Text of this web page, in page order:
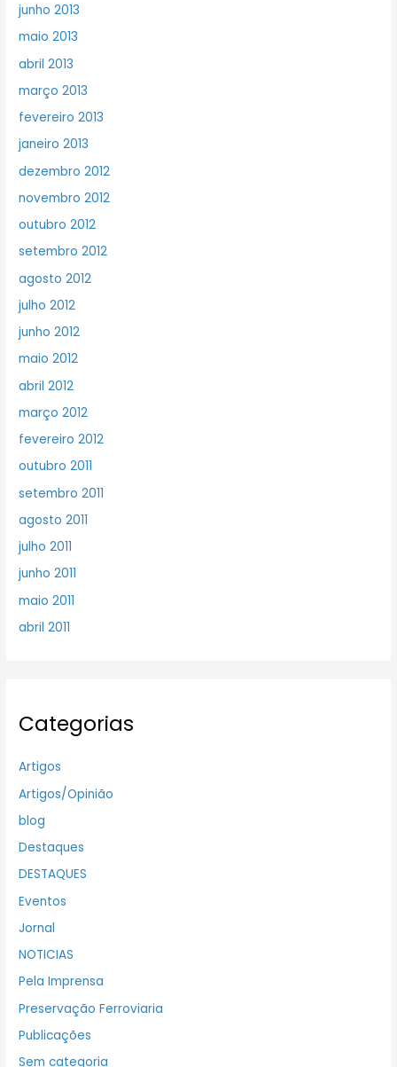
junho 2013
maio 2013
abril 2013
março 2013
fevereiro 2013
janeiro 2013
dezembro 2012
novembro 2012
outubro 2012
setembro 2012
agosto 2012
julho 2012
junho 2012
maio 2012
abril 2012
março 2012
fevereiro 2012
outubro 2011
setembro 2011
agosto 2011
julho 2011
junho 2011
maio 2011
abril 2011
Categorias
Artigos
Artigos/Opinião
blog
Destaques
DESTAQUES
Eventos
Jornal
NOTICIAS
Pela Imprensa
Preservação Ferroviaria
Publicações
Sem categoria